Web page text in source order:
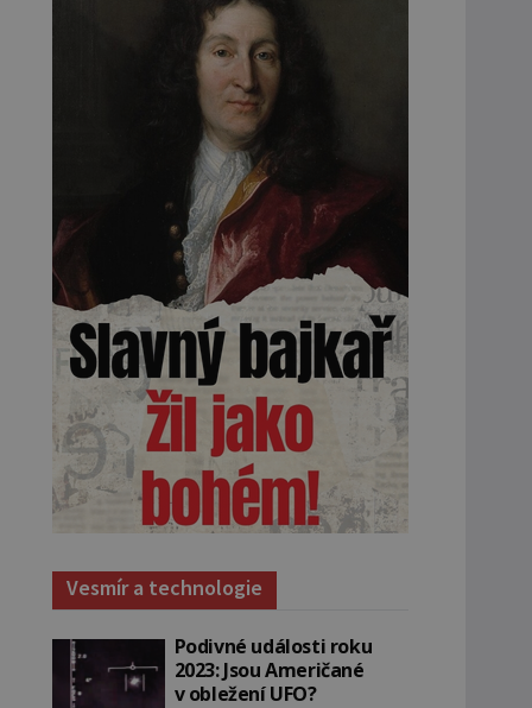
Vesmír a technologie
Podivné události roku
2023: Jsou Američané
v obležení UFO?